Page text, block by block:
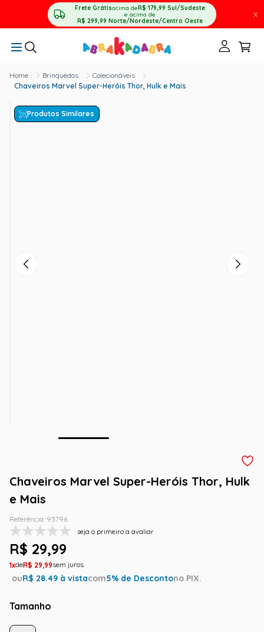
Frete Grátisacima deR$ 179,99 Sul/Sudeste
e acima de
R$ 299,99 Norte/Nordeste/Centro Oeste
X
Brinquedos
Colecionáveis
Chaveiros Marvel Super-Heróis Thor, Hulk e Mais
Produtos Similares
Chaveiros Marvel Super-Heróis Thor, Hulk
e Mais
Referência: 93796
seja o primeiro a avaliar
R$ 29,99
1 R$ 29,99
ouR$ 28.49 à vistacom5% de Descontono PIX.
Tamanho